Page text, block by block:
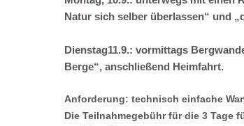
Natur sich selber überlassen“ und
Dienstag11.9.: vormittags
Berge“, anschließend Heimfahrt.
Anforderung: technisch einfache
Die Teilnahmegebühr für die 3 Tage